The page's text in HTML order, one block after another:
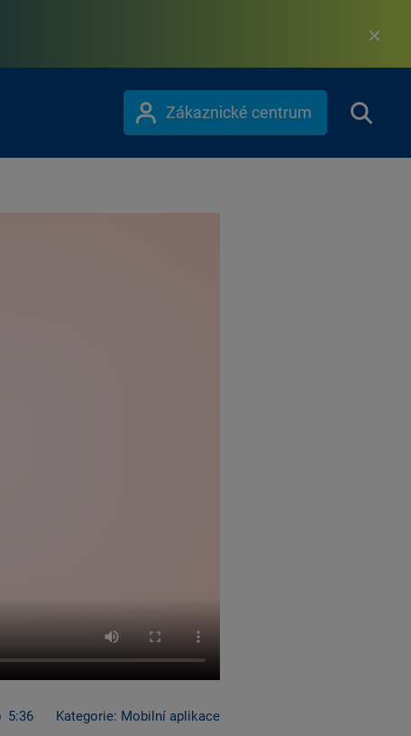
Zákaznické centrum
5:36 Kategorie: Mobilní aplikace